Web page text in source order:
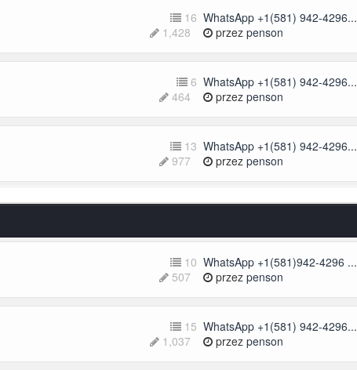
16
1,428
WhatsApp +1(581) 942-4296...
przezpenson
6
464
WhatsApp +1(581) 942-4296...
przezpenson
13
977
WhatsApp +1(581) 942-4296...
przezpenson
10
507
WhatsApp +1(581)942-4296 ...
przezpenson
15
1,037
WhatsApp +1(581) 942-4296...
przezpenson